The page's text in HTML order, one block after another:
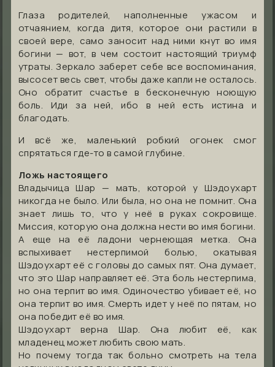
Глаза родителей, наполненные ужасом и
отчаянием, когда дитя, которое они растили в
своей вере, само заносит над ними кнут во имя
богини — вот, в чем состоит настоящий триумф
утраты. Зеркало заберет себе все воспоминания,
высосет весь свет, чтобы даже капли не осталось.
Оно обратит счастье в бесконечную ноющую
боль. Иди за ней, ибо в ней есть истина и
благодать.
И всё же, маленький робкий огонек смог
спрятаться где-то в самой глубине.
Ложь настоящего
Владычица Шар — мать, которой у Шэдоухарт
никогда не было. Или была, но она не помнит. Она
знает лишь то, что у неё в руках сокровище.
Миссия, которую она должна нести во имя богини.
А еще на её ладони чернеющая метка. Она
вспыхивает нестерпимой болью, окатывая
Шэдоухарт её с головы до самых пят. Она думает,
что это Шар направляет её. Эта боль нестерпима,
но она терпит во имя. Одиночество убивает её, но
она терпит во имя. Смерть идет у неё по пятам, но
она победит её во имя.
Шэдоухарт верна Шар. Она любит её, как
младенец может любить свою мать.
Но почему тогда так больно смотреть на тела